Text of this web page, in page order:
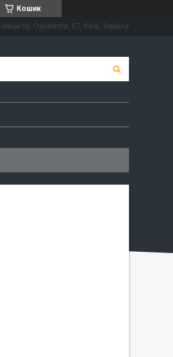
Кошик
пр. Перемоги, 67, Київ, Україна